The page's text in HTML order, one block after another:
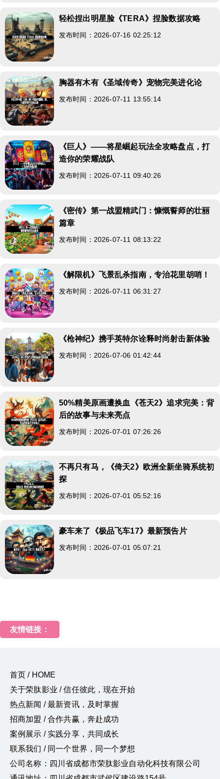
轻松捏出明星脸《TERA》捏脸数据攻略
发布时间：2026-07-16 02:25:12
胸器有木有《圣域传奇》宠物完美进化论
发布时间：2026-07-11 13:55:14
《巨人》——将星崛起玩法全攻略盘点，打
造你的荣耀战队
发布时间：2026-07-11 09:40:26
《密传》第一战盟精武门：慷慨誓师的壮丽
篇章
发布时间：2026-07-11 08:13:22
《解限机》飞景乱杀指南，专治花里胡哨！
发布时间：2026-07-11 06:31:27
《枪神纪》携手英特尔诠释时尚射击新体验
发布时间：2026-07-06 01:42:44
50%精美原画遭换血《苍天2》追求完美：背
后的故事与未来亮点
发布时间：2026-07-01 07:26:26
不再只有马，《倚天2》欧洲全新坐骑系统初
探
发布时间：2026-07-01 05:52:16
豪车来了《极品飞车17》最新预告片
发布时间：2026-07-01 05:07:21
友情链接：
首页 / HOME
关于荣肽影业 / 信任彼此，现在开始
热点新闻 / 最新资讯，及时掌握
招商加盟 / 合作共赢，奔赴成功
案例展示 / 实践分享，共同成长
联系我们 / 同一个世界，同一个梦想
公司名称：四川省成都市荣肽影业自动化科技有限公司